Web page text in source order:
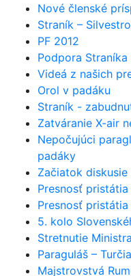
Nové členské
Straník –
PF 2012
Podpora Straníka
Videá z našich
Orol v padáku
Straník -
Zatváranie X-air
Nepočujúci
padáky
Začiatok
Presnosť
Presnosť pristátia
5. kolo
Stretnutie
Paraguláš –
Majstrovstvá